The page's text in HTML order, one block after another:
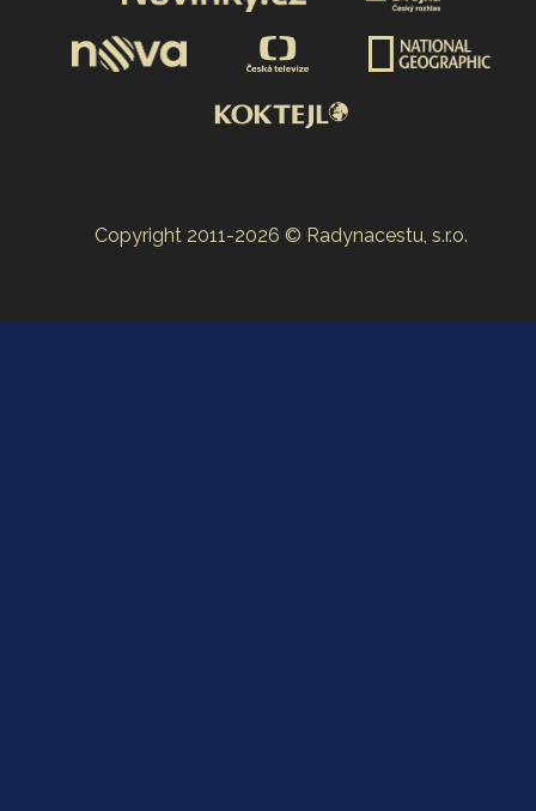
Copyright 2011-2026 © Radynacestu, s.r.o.